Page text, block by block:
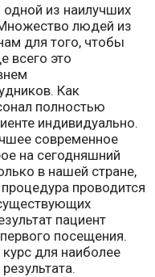
из наилучших
людей из
для того, чтобы
всего это
Как
полностью
индивидуально.
современное
на сегодняшний
в нашей стране,
проводится
пациент
посещения.
для наиболее